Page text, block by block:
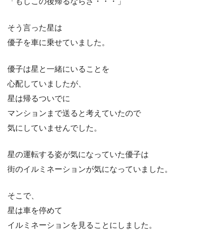
そう言った星は
優子を車に乗せていました。
優子は星と一緒にいることを
心配していましたが、
星は帰るついでに
マンションまで送ると考えていたので
気にしていませんでした。
星の運転する姿が気になっていた優子は
街のイルミネーションが気になっていました。
そこで、
星は車を停めて
イルミネーションを見ることにしました。